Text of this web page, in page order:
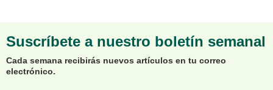
Suscríbete a nuestro boletín semanal
Cada semana recibirás nuevos artículos en tu correo
electrónico.